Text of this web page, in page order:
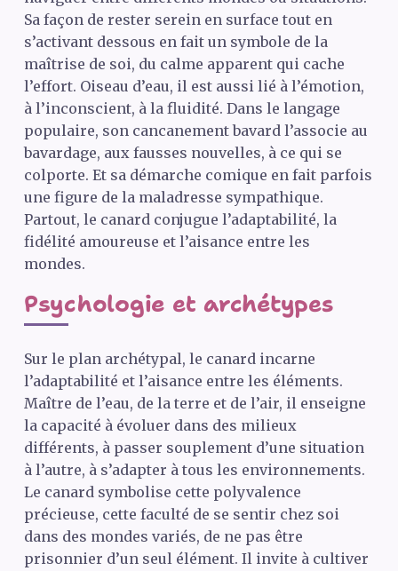
Sa façon de rester serein en surface tout en
s’activant dessous en fait un symbole de la
maîtrise de soi, du calme apparent qui cache
l’effort. Oiseau d’eau, il est aussi lié à l’émotion,
à l’inconscient, à la fluidité. Dans le langage
populaire, son cancanement bavard l’associe au
bavardage, aux fausses nouvelles, à ce qui se
colporte. Et sa démarche comique en fait parfois
une figure de la maladresse sympathique.
Partout, le canard conjugue l’adaptabilité, la
fidélité amoureuse et l’aisance entre les
mondes.
Psychologie et archétypes
Sur le plan archétypal, le canard incarne
l’adaptabilité et l’aisance entre les éléments.
Maître de l’eau, de la terre et de l’air, il enseigne
la capacité à évoluer dans des milieux
différents, à passer souplement d’une situation
à l’autre, à s’adapter à tous les environnements.
Le canard symbolise cette polyvalence
précieuse, cette faculté de se sentir chez soi
dans des mondes variés, de ne pas être
prisonnier d’un seul élément. Il invite à cultiver